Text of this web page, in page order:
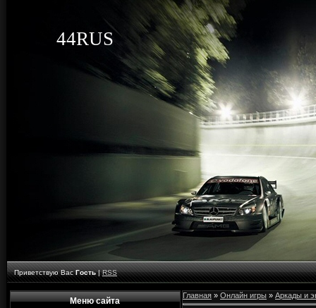
44RUS
Приветствую Вас Гость|RSS
Меню сайта
Главная » Онлайн игры » Аркады и